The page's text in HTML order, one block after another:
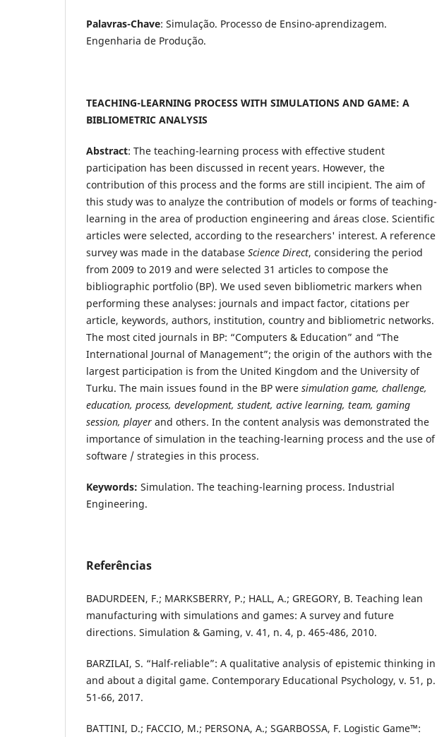
Palavras-Chave: Simulação. Processo de Ensino-aprendizagem.
Engenharia de Produção.
TEACHING-LEARNING PROCESS WITH SIMULATIONS AND GAME: A
BIBLIOMETRIC ANALYSIS
Abstract: The teaching-learning process with effective student
participation has been discussed in recent years. However, the
contribution of this process and the forms are still incipient. The aim of
this study was to analyze the contribution of models or forms of teaching-
learning in the area of production engineering and áreas close. Scientific
articles were selected, according to the researchers' interest. A reference
survey was made in the database Science Direct, considering the period
from 2009 to 2019 and were selected 31 articles to compose the
bibliographic portfolio (BP). We used seven bibliometric markers when
performing these analyses: journals and impact factor, citations per
article, keywords, authors, institution, country and bibliometric networks.
The most cited journals in BP: “Computers & Education” and “The
International Journal of Management”; the origin of the authors with the
largest participation is from the United Kingdom and the University of
Turku. The main issues found in the BP were simulation game, challenge,
education, process, development, student, active learning, team, gaming
session, player and others. In the content analysis was demonstrated the
importance of simulation in the teaching-learning process and the use of
software / strategies in this process.
Keywords: Simulation. The teaching-learning process. Industrial
Engineering.
Referências
BADURDEEN, F.; MARKSBERRY, P.; HALL, A.; GREGORY, B. Teaching lean
manufacturing with simulations and games: A survey and future
directions. Simulation & Gaming, v. 41, n. 4, p. 465-486, 2010.
BARZILAI, S. “Half-reliable”: A qualitative analysis of epistemic thinking in
and about a digital game. Contemporary Educational Psychology, v. 51, p.
51-66, 2017.
BATTINI, D.; FACCIO, M.; PERSONA, A.; SGARBOSSA, F. Logistic Game™: